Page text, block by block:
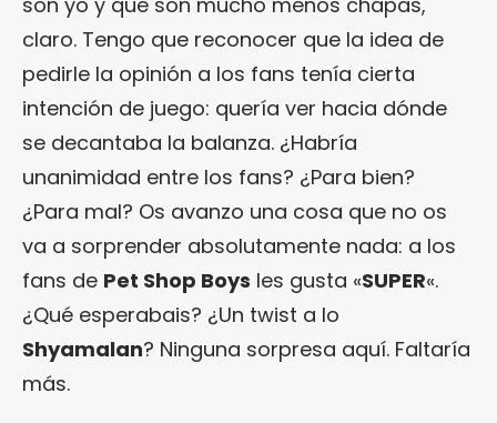
claro. Tengo que reconocer que la idea de
pedirle la opinión a los fans tenía cierta
intención de juego: quería ver hacia dónde
se decantaba la balanza. ¿Habría
unanimidad entre los fans? ¿Para bien?
¿Para mal? Os avanzo una cosa que no os
va a sorprender absolutamente nada: a los
fans de Pet Shop Boys les gusta «SUPER«.
¿Qué esperabais? ¿Un twist a lo
Shyamalan? Ninguna sorpresa aquí. Faltaría
más.